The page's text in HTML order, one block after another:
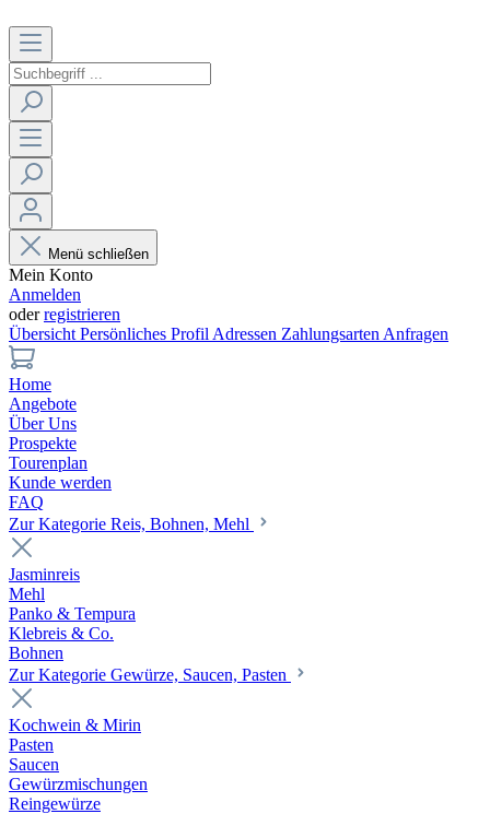
Menü schließen
Mein Konto
Anmelden
oderregistrieren
Übersicht Persönliches Profil Adressen Zahlungsarten Anfragen
Home
Angebote
Über Uns
Prospekte
Tourenplan
Kunde werden
FAQ
Zur Kategorie Reis, Bohnen, Mehl
Jasminreis
Mehl
Panko & Tempura
Klebreis & Co.
Bohnen
Zur Kategorie Gewürze, Saucen, Pasten
Kochwein & Mirin
Pasten
Saucen
Gewürzmischungen
Reingewürze